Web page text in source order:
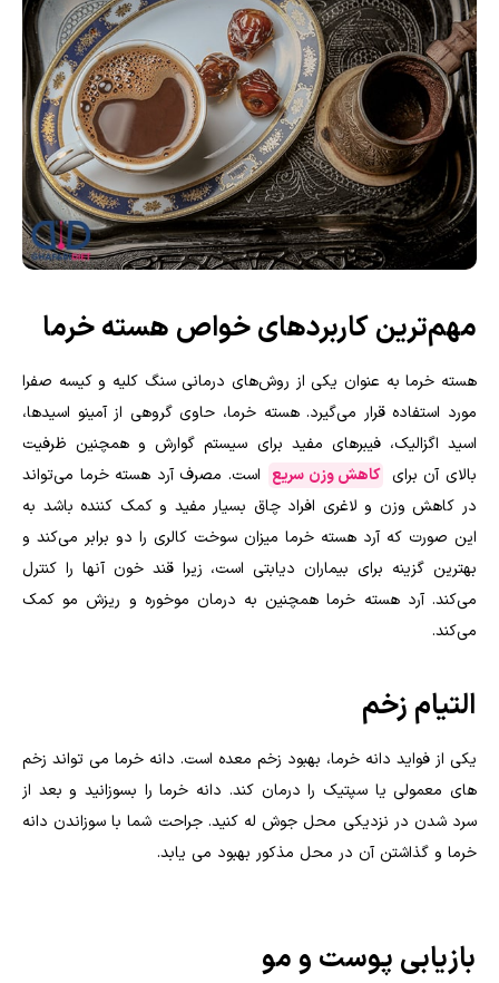
مهم‌ترین کاربردهای خواص هسته خرما
هسته خرما به عنوان یکی از روش‌های درمانی سنگ کلیه و کیسه صفرا
مورد استفاده قرار می‌گیرد. هسته خرما، حاوی گروهی از آمینو اسیدها،
اسید اگزالیک، فیبرهای مفید برای سیستم گوارش و همچنین ظرفیت
بالای آن برای کاهش وزن سریع است. مصرف آرد هسته خرما می‌تواند
در کاهش وزن و لاغری افراد چاق بسیار مفید و کمک کننده باشد به
این صورت که آرد هسته خرما میزان سوخت کالری را دو برابر می‌کند و
بهترین گزینه برای بیماران دیابتی است، زیرا قند خون آنها را کنترل
می‌کند. آرد هسته خرما همچنین به درمان موخوره و ریزش مو کمک
می‌کند.
التیام زخم
یکی از فواید دانه خرما، بهبود زخم معده است. دانه خرما می تواند زخم
های معمولی یا سپتیک را درمان کند. دانه خرما را بسوزانید و بعد از
سرد شدن در نزدیکی محل جوش له کنید. جراحت شما با سوزاندن دانه
خرما و گذاشتن آن در محل مذکور بهبود می یابد.
بازیابی پوست و مو